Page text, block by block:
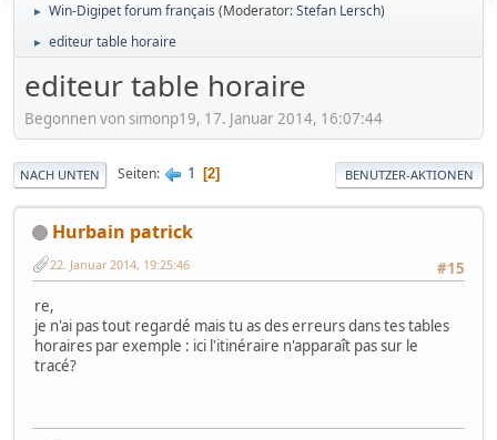
► Win-Digipet forum français (Moderator:Stefan Lersch)
► editeur table horaire
editeur table horaire
Begonnen von simonp19, 17. Januar 2014, 16:07:44
NACH UNTEN Seiten 1 2 BENUTZER-AKTIONEN
Hurbain patrick
#15
22. Januar 2014, 19:25:46
re,
je n'ai pas tout regardé mais tu as des erreurs dans tes tables
horaires par exemple : ici l'itinéraire n'apparaît pas sur le
tracé?